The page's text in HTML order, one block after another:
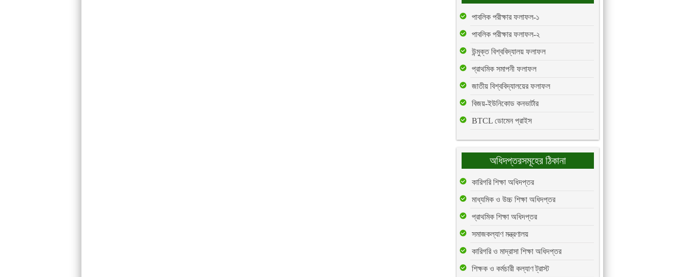
পাবলিক পরীক্ষার ফলাফল-১
পাবলিক পরীক্ষার ফলাফল-২
উন্মুক্ত বিশ্ববিদ্যালয় ফলাফল
প্রাথমিক সমাপনী ফলাফল
জাতীয় বিশ্ববিদ্যালয়ের ফলাফল
বিজয়-ইউনিকোড কনভার্টার
BTCL ডোমেন প্রাইস
অধিদপ্তরসমূহের ঠিকানা
কারিগরি শিক্ষা অধিদপ্তর
মাধ্যমিক ও উচ্চ শিক্ষা অধিদপ্তর
প্রাথমিক শিক্ষা অধিদপ্তর
সমাজকল্যাণ মন্ত্রণালয়
কারিগরি ও মাদ্রাসা শিক্ষা অধিদপ্তর
শিক্ষক ও কর্মচারী কল্যাণ ট্রাস্ট